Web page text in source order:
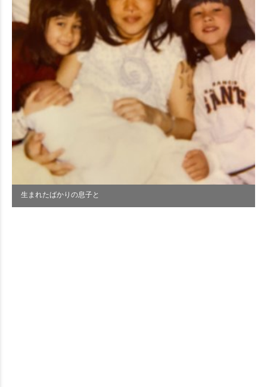
生まれたばかりの息子と